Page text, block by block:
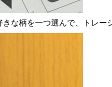
な柄を一つ選んで、トレー